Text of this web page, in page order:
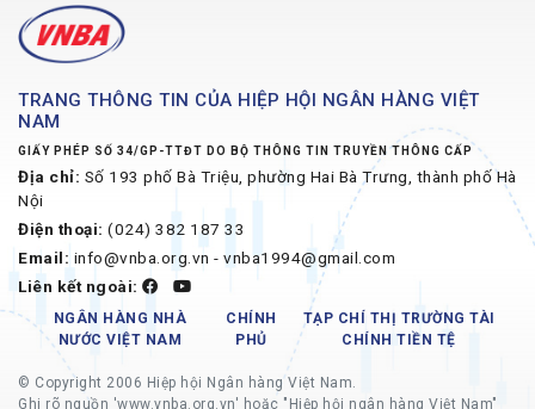
TRANG THÔNG TIN CỦA HIỆP HỘI NGÂN HÀNG VIỆT
NAM
GIẤY PHÉP SỐ 34/GP-TTĐT DO BỘ THÔNG TIN TRUYỀN THÔNG CẤP
Địa chỉ: Số 193 phố Bà Triệu, phường Hai Bà Trưng, thành phố Hà
Nội
Điện thoại: (024) 382 187 33
Email: info@vnba.org.vn - vnba1994@gmail.com
Liên kết ngoài:
NGÂN HÀNG NHÀ
NƯỚC VIỆT NAM
CHÍNH
PHỦ
TẠP CHÍ THỊ TRƯỜNG TÀI
CHÍNH TIỀN TỆ
© Copyright 2006 Hiệp hội Ngân hàng Việt Nam.
Ghi rõ nguồn 'www.vnba.org.vn' hoặc "Hiệp hội ngân hàng Việt Nam"